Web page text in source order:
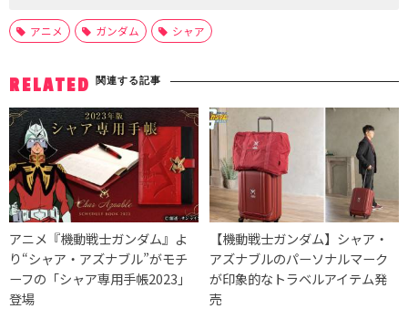
アニメ ガンダム シャア
RELATED 関連する記事
アニメ『機動戦士ガンダム』よ
り“シャア・アズナブル”がモチ
ーフの「シャア専用手帳2023」
登場
【機動戦士ガンダム】シャア・
アズナブルのパーソナルマーク
が印象的なトラベルアイテム発
売